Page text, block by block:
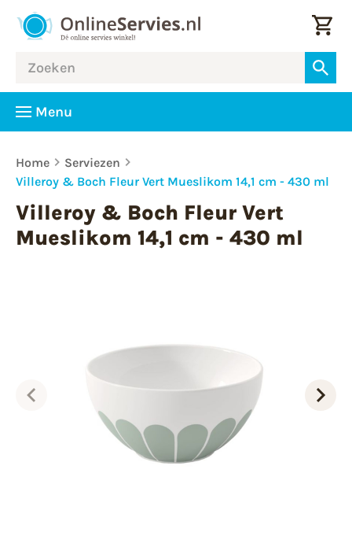
Menu
Home
Serviezen
Villeroy & Boch Fleur Vert Mueslikom 14,1 cm - 430 ml
Villeroy & Boch Fleur Vert
Mueslikom 14,1 cm - 430 ml